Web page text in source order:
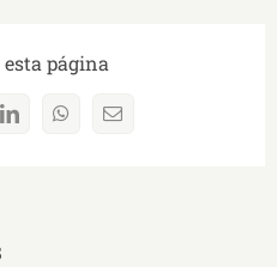
página
LinkedInWhatsAppCorreo